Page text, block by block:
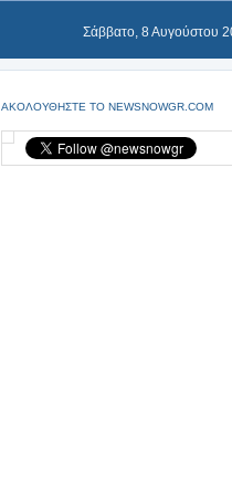
Σάββατο, 8 Αυγούστου
ΑΚΟΛΟΥΘΗΣΤΕ ΤΟ NEWSNOWGR.COM